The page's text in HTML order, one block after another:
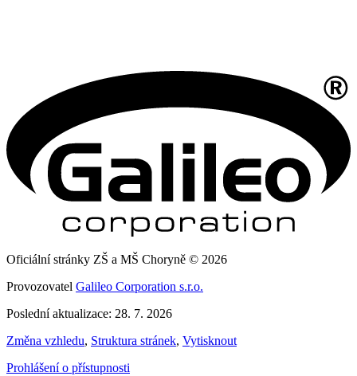
Oficiální stránky ZŠ a MŠ Choryně © 2026
Provozovatel Galileo Corporation s.r.o.
Poslední aktualizace: 28. 7. 2026
Změna vzhledu, Struktura stránek, Vytisknout
Prohlášení o přístupnosti